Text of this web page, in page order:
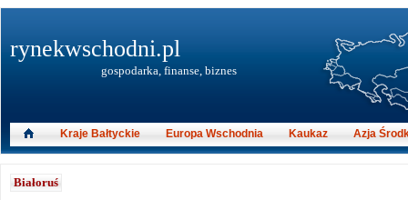
Białoruś
rynekwschodni.pl
gospodarka, finanse, biznes
Kraje Bałtyckie Europa Wschodnia Kaukaz Azja